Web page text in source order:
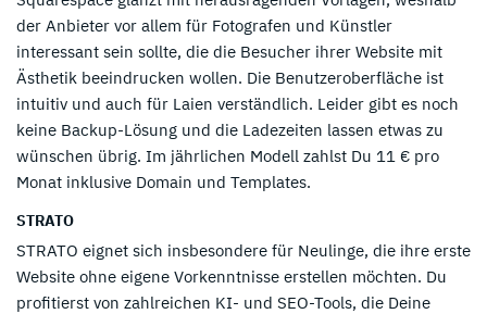
der Anbieter vor allem für Fotografen und Künstler
interessant sein sollte, die die Besucher ihrer Website mit
Ästhetik beeindrucken wollen. Die Benutzeroberfläche ist
intuitiv und auch für Laien verständlich. Leider gibt es noch
keine Backup-Lösung und die Ladezeiten lassen etwas zu
wünschen übrig. Im jährlichen Modell zahlst Du 11 € pro
Monat inklusive Domain und Templates.
STRATO
STRATO eignet sich insbesondere für Neulinge, die ihre erste
Website ohne eigene Vorkenntnisse erstellen möchten. Du
profitierst von zahlreichen KI- und SEO-Tools, die Deine